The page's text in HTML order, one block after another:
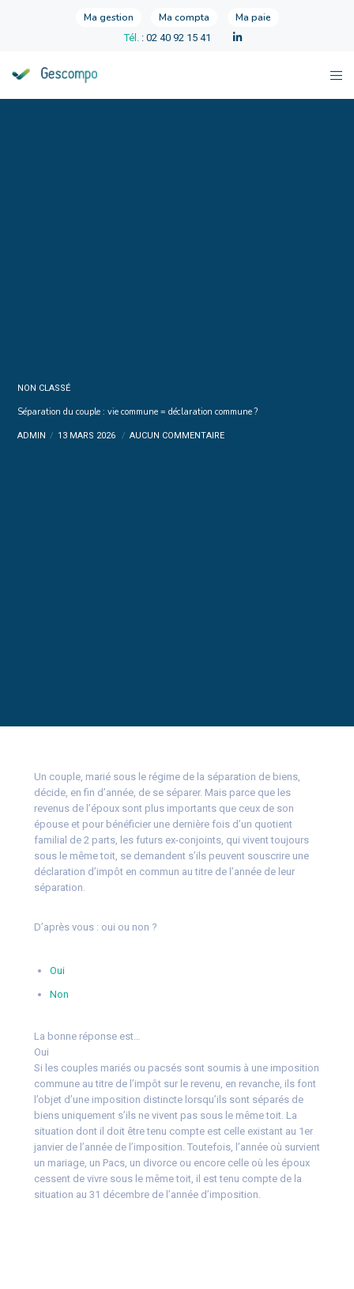
Ma gestion Ma compta Ma paie
Tél. : 02 40 92 15 41
NON CLASSÉ
Séparation du couple : vie commune = déclaration commune ?
ADMIN 13 MARS 2026 AUCUN COMMENTAIRE
Un couple, marié sous le régime de la séparation de biens,
décide, en fin d’année, de se séparer. Mais parce que les
revenus de l’époux sont plus importants que ceux de son
épouse et pour bénéficier une dernière fois d’un quotient
familial de 2 parts, les futurs ex-conjoints, qui vivent toujours
sous le même toit, se demandent s’ils peuvent souscrire une
déclaration d’impôt en commun au titre de l’année de leur
séparation.
D’après vous : oui ou non ?
Oui
Non
La bonne réponse est…
Oui
Si les couples mariés ou pacsés sont soumis à une imposition
commune au titre de l’impôt sur le revenu, en revanche, ils font
l’objet d’une imposition distincte lorsqu’ils sont séparés de
biens uniquement s’ils ne vivent pas sous le même toit. La
situation dont il doit être tenu compte est celle existant au 1er
janvier de l’année de l’imposition. Toutefois, l’année où survient
un mariage, un Pacs, un divorce ou encore celle où les époux
cessent de vivre sous le même toit, il est tenu compte de la
situation au 31 décembre de l’année d’imposition.